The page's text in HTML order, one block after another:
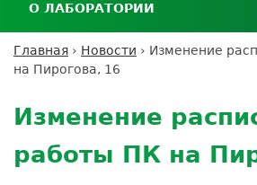
Где сдать анализы
Выезд на дом
Подготовка к анализам
Личный кабинет пациента
Дисконтная программа
ДМС
Усиление
безопасности пациентов
О ЛАБОРАТОРИИ
Контроль качества
Документы
Вы
Главная › Новости › Изменение
на Пирогова, 16
to
top
Изменение
работы ПК на